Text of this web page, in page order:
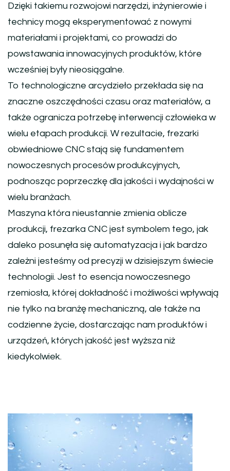
Dzięki takiemu rozwojowi narzędzi, inżynierowie i
technicy mogą eksperymentować z nowymi
materiałami i projektami, co prowadzi do
powstawania innowacyjnych produktów, które
wcześniej były nieosiągalne.
To technologiczne arcydzieło przekłada się na
znaczne oszczędności czasu oraz materiałów, a
także ogranicza potrzebę interwencji człowieka w
wielu etapach produkcji. W rezultacie, frezarki
obwiedniowe CNC stają się fundamentem
nowoczesnych procesów produkcyjnych,
podnosząc poprzeczkę dla jakości i wydajności w
wielu branżach.
Maszyna która nieustannie zmienia oblicze
produkcji, frezarka CNC jest symbolem tego, jak
daleko posunęła się automatyzacja i jak bardzo
zależni jesteśmy od precyzji w dzisiejszym świecie
technologii. Jest to esencja nowoczesnego
rzemiosła, której dokładność i możliwości wpływają
nie tylko na branżę mechaniczną, ale także na
codzienne życie, dostarczając nam produktów i
urządzeń, których jakość jest wyższa niż
kiedykolwiek.
Nawigacja
wpisu